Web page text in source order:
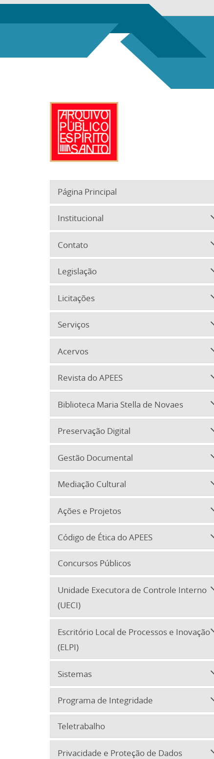
Página Principal
Institucional
Contato
Legislação
Licitações
Serviços
Acervos
Revista do APEES
Biblioteca Maria Stella de Novaes
Preservação Digital
Gestão Documental
Mediação Cultural
Ações e Projetos
Código de Ética do APEES
Concursos Públicos
Unidade Executora de Controle Interno
(UECI)
Escritório Local de Processos e Inovação
(ELPI)
Sistemas
Programa de Integridade
Teletrabalho
Privacidade e Proteção de Dados